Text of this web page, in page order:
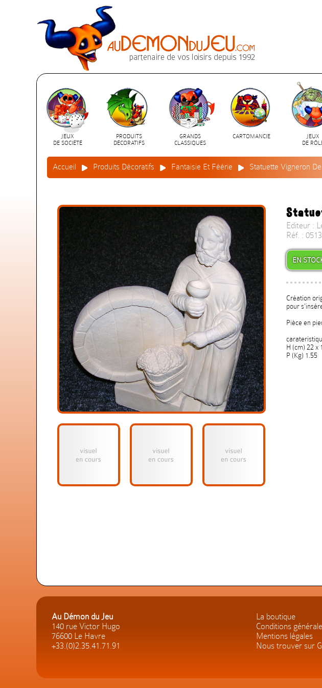
JEUX
DE SOCIÉTÉ
PRODUITS
DÉCORATIFS
GRANDS
CLASSIQUES
CARTOMANCIE
JEUX
DE
Accueil Produits Décoratifs Fantaisie Et Féérie Statuette Vigneron
Editeur :
Réf. :
EN
Création
pour
Pièce en
H (cm) 22 x
P (Kg) 1.55
Au Démon du Jeu
140 rue Victor Hugo
76600 Le Havre
+33.(0)2.35.41.71.91
La boutique
Conditions
Mentions légales
Nous trouver sur